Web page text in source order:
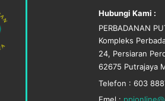
Hubungi Kami :
PERBADANAN
Kompleks
24, Persiaran
62675 Putrajaya
Telefon : 603